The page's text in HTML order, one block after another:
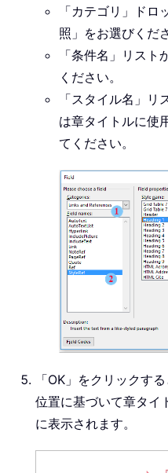
「カテゴリ」ド
照」をお選びくだ
「条件名」リス
ください。
「スタイル名」リ
は章タイトルに使
てください。
「OK」をクリックす
位置に基づいて章タイ
に表示されます。